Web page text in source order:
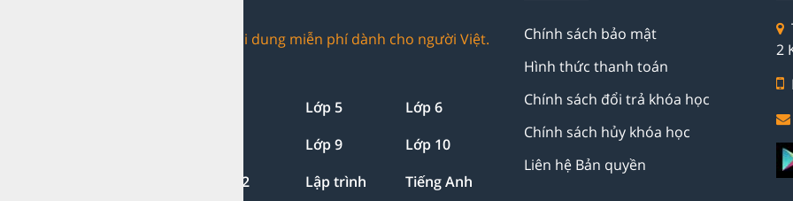
Trang web chia sẻ nội dung miễn phí dành cho người Việt.
Lớp 5
Lớp 6
Lớp 9
Lớp 10
Lớp 12 Lập trình Tiếng Anh
Chính sách bảo mật
Hình thức thanh toán
Chính sách đổi trả khóa học
Chính sách hủy khóa học
Liên hệ Bản quyền
2